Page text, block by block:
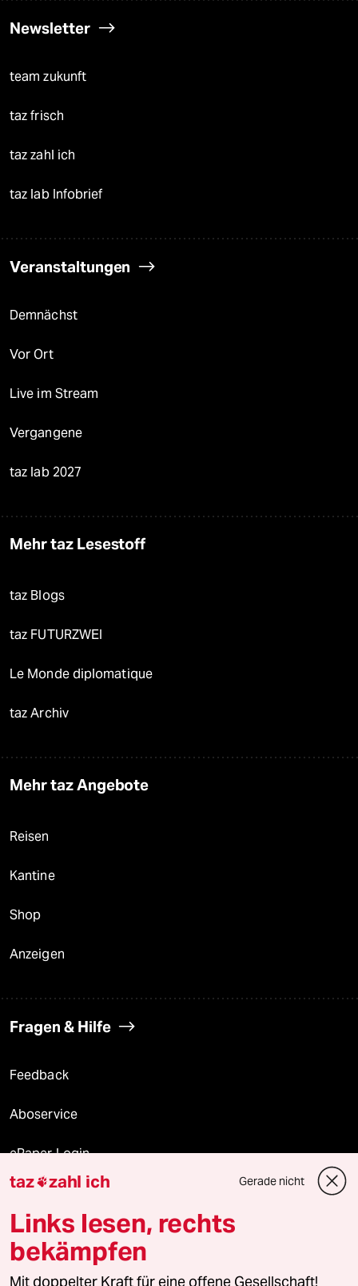
Newsletter
team zukunft
taz frisch
taz zahl ich
taz lab Infobrief
Veranstaltungen
Demnächst
Vor Ort
Live im Stream
Vergangene
taz lab 2027
Mehr taz Lesestoff
taz Blogs
taz FUTURZWEI
Le Monde diplomatique
taz Archiv
Mehr taz Angebote
Reisen
Kantine
Shop
Anzeigen
Fragen & Hilfe
Feedback
Aboservice
ePaper Login
Downloads für Abonnierende
© 2026 taz Verlags und Vertriebs GmbH
Alle Rechte vorbehalten. Bei rechtlichen Fragen oder für Genehmigungen
taz zahl ich Gerade nicht
Links lesen, rechts
bekämpfen
Mit doppelter Kraft für eine offene Gesellschaft!